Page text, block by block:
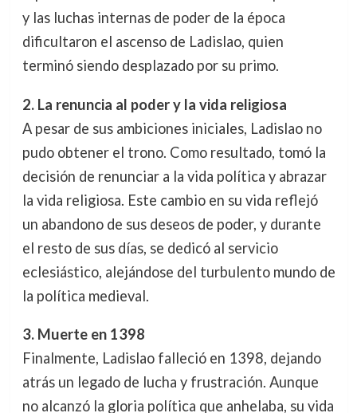
y las luchas internas de poder de la época
dificultaron el ascenso de Ladislao, quien
terminó siendo desplazado por su primo.
2. La renuncia al poder y la vida religiosa
A pesar de sus ambiciones iniciales, Ladislao no
pudo obtener el trono. Como resultado, tomó la
decisión de renunciar a la vida política y abrazar
la vida religiosa. Este cambio en su vida reflejó
un abandono de sus deseos de poder, y durante
el resto de sus días, se dedicó al servicio
eclesiástico, alejándose del turbulento mundo de
la política medieval.
3. Muerte en 1398
Finalmente, Ladislao falleció en 1398, dejando
atrás un legado de lucha y frustración. Aunque
no alcanzó la gloria política que anhelaba, su vida